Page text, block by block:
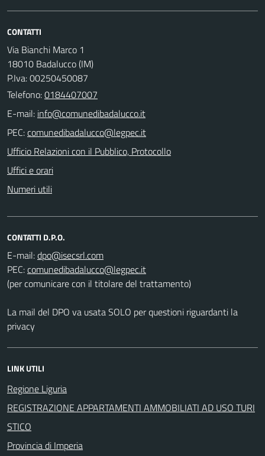
CONTATTI
Via Bianchi Marco 1
18010 Badalucco (IM)
P.Iva: 00250450087
Telefono:0184407007
E-mail:
PEC:
Ufficio Relazioni con il Pubblico, Protocollo
Uffici e orari
Numeri utili
CONTATTI D.P.O.
E-mail:
PEC:
(per comunicare con il titolare del trattamento)
La mail del DPO va usata SOLO per questioni riguardanti la
privacy
LINK UTILI
Regione Liguria
REGISTRAZIONE APPARTAMENTI AMMOBILIATI AD USO TURI
STICO
Provincia di Imperia